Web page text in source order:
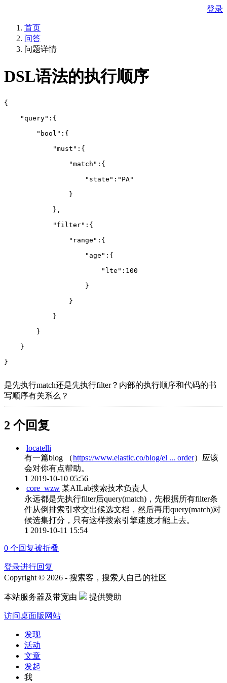
登录
首页
问答
问题详情
DSL语法的执行顺序
{
    "query":{
        "bool":{
            "must":{
                "match":{
                    "state":"PA"
                }
            },
            "filter":{
                "range":{
                    "age":{
                        "lte":100
                    }
                }
            }
        }
    }
}
是先执行match还是先执行filter？内部的执行顺序和代码的书
写顺序有关系么？
2 个回复
locatelli
有一篇blog （https://www.elastic.co/blog/el ... order）应该
会对你有点帮助。
1 2019-10-10 05:56
core_wzw 某AILab搜索技术负责人
永远都是先执行filter后query(match)，先根据所有filter条
件从倒排索引求交出候选文档，然后再用query(match)对
候选集打分，只有这样搜索引擎速度才能上去。
1 2019-10-11 15:54
0 个回复被折叠
登录进行回复
Copyright © 2026 - 搜索客，搜索人自己的社区
本站服务器及带宽由 提供赞助
访问桌面版网站
发现
活动
文章
发起
我